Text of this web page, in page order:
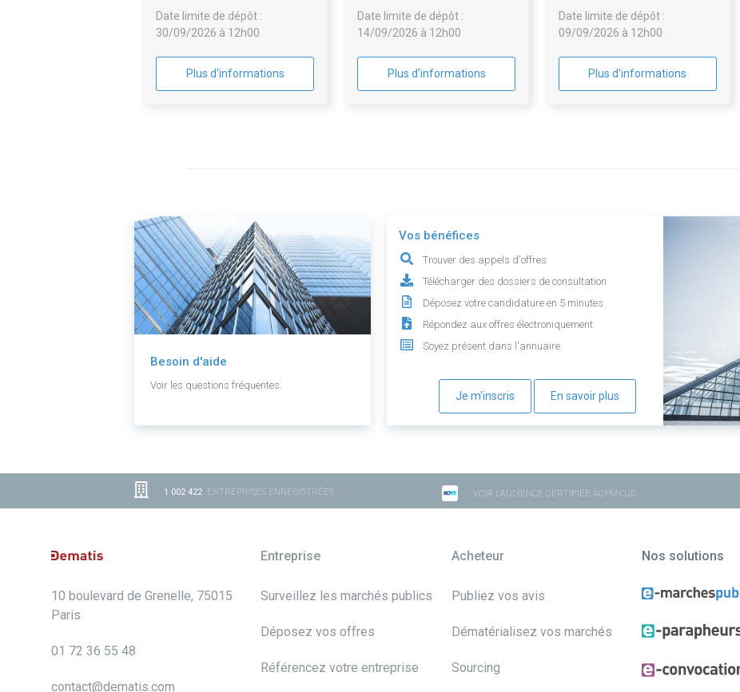
Date limite de dépôt :
30/09/2026 à 12h00
Plus d'informations
Date limite de dépôt :
14/09/2026 à 12h00
Plus d'informations
Date limite de dépôt :
09/09/2026 à 12h00
Plus d'informations
Besoin d'aide
Voir les questions fréquentes.
Vos bénéfices
Trouver des appels d'offres
Télécharger des dossiers de consultation
Déposez votre candidature en 5 minutes
Répondez aux offres électroniquement
Soyez présent dans l'annuaire
Je m'inscris En savoir plus
1 002 422ENTREPRISES ENREGISTRÉES VOIR L'AUDIENCE CERTIFIÉE ACPM-OJD
10 boulevard de Grenelle, 75015
Paris
01 72 36 55 48
contact@dematis.com
Entreprise
Surveillez les marchés publics
Déposez vos offres
Référencez votre entreprise
Acheteur
Publiez vos avis
Dématérialisez vos marchés
Sourcing
Nos solutions